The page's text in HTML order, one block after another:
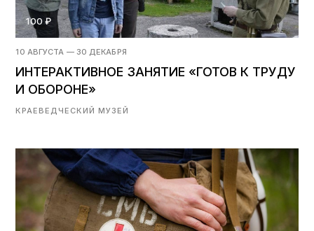
100 ₽
10 АВГУСТА — 30 ДЕКАБРЯ
ИНТЕРАКТИВНОЕ ЗАНЯТИЕ «ГОТОВ К ТРУДУ
И ОБОРОНЕ»
КРАЕВЕДЧЕСКИЙ МУЗЕЙ